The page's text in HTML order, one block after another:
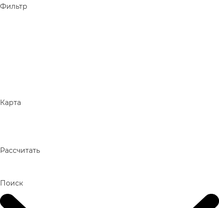
Фильтр
Карта
Рассчитать
Поиск